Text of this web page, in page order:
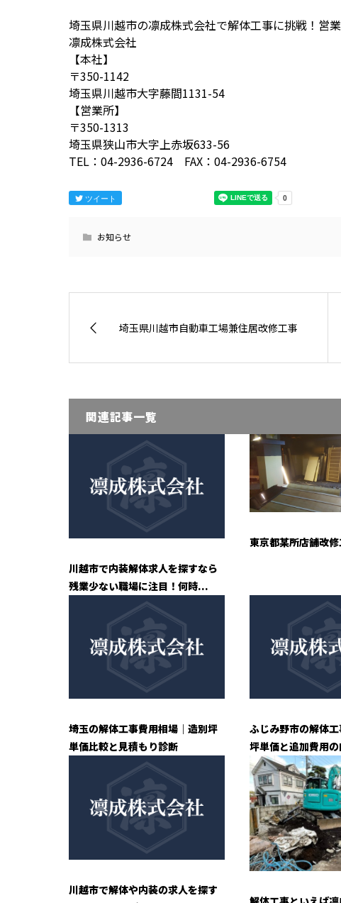
埼玉県川越市の凛成株式会社で解体工事に挑戦！営
凛成株式会社
【本社】
〒350-1142
埼玉県川越市大字藤間1131-54
【営業所】
〒350-1313
埼玉県狭山市大字上赤坂633-56
TEL：04-2936-6724 FAX：04-2936-6754
ツイート
お知らせ
埼玉県川越市自動車工場兼住居改修工事
関連記事一覧
川越市で内装解体求人を探すなら
残業少ない職場に注目！何時...
東京都某所店舗改
埼玉の解体工事費用相場｜造別坪
単価比較と見積もり診断
ふじみ野市の解体工
坪単価と追加費用
川越市で解体や内装の求人を探す